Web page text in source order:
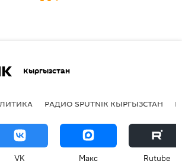
Кыргызстан
РАДИО SPUTNIK КЫРГЫЗСТАН
VK Макс Rutube